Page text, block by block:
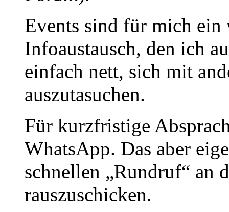
Events sind für mich
Infoaustausch, den ich
einfach nett, sich mit
auszutasuchen.
Für kurzfristige
WhatsApp. Das aber
schnellen „Rundruf“ an
rauszuschicken.